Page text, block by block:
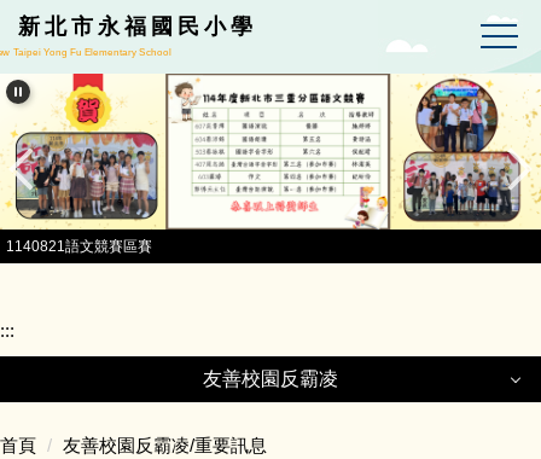
跳到主要內容區
新北市永福國民小學
Taipei Yong Fu Elementary School
1140821語文競賽區賽
:::
友善校園反霸凌
首頁 友善校園反霸凌/重要訊息